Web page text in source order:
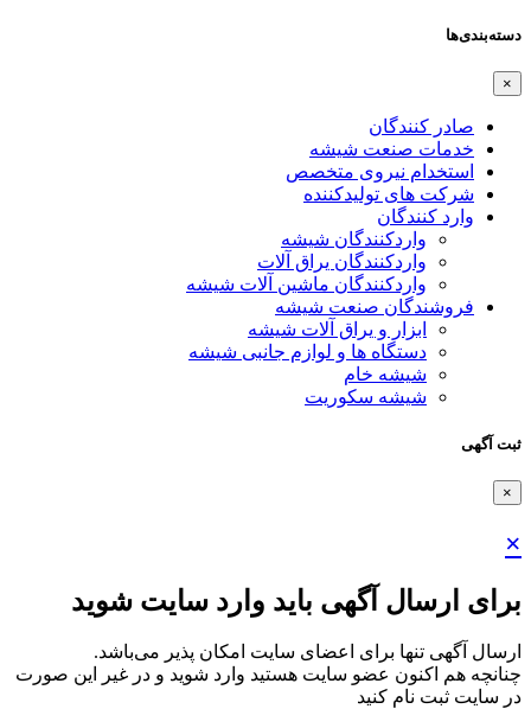
دسته‌بندی‌ها
×
صادر کنندگان
خدمات صنعت شیشه
استخدام نیروی متخصص
شرکت های تولیدکننده
وارد کنندگان
واردکنندگان شیشه
واردکنندگان یراق آلات
واردکنندگان ماشین آلات شیشه
فروشندگان صنعت شیشه
ابزار و یراق آلات شیشه
دستگاه ها و لوازم جانبی شیشه
شیشه خام
شیشه سکوریت
ثبت آگهی
×
×
برای ارسال آگهی باید وارد سایت شوید
ارسال آگهی تنها برای اعضای سایت امکان پذیر می‌باشد.
چنانچه هم‌ اکنون عضو سایت هستید وارد شوید و در غیر این صورت
در سایت ثبت نام کنید